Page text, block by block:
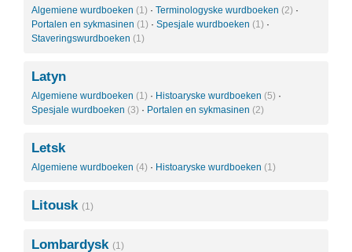
Algemiene wurdboeken (1) · Terminologyske wurdboeken (2) ·
Portalen en sykmasinen (1) · Spesjale wurdboeken (1) ·
Staveringswurdboeken (1)
Latyn
Algemiene wurdboeken (1) · Histoaryske wurdboeken (5) ·
Spesjale wurdboeken (3) · Portalen en sykmasinen (2)
Letsk
Algemiene wurdboeken (4) · Histoaryske wurdboeken (1)
Litousk (1)
Lombardysk (1)